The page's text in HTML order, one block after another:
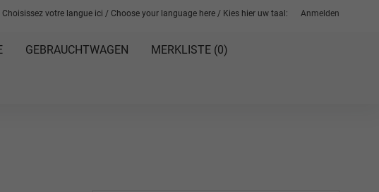
Anmelden
Choisissez votre langue ici / Choose your language here / Kies hier uw taal:
GEBRAUCHTWAGEN MERKLISTE (0)